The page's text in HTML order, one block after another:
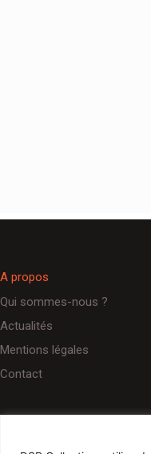
A propos
Qui sommes-nous ?
Actualités
Mentions légales
Contact